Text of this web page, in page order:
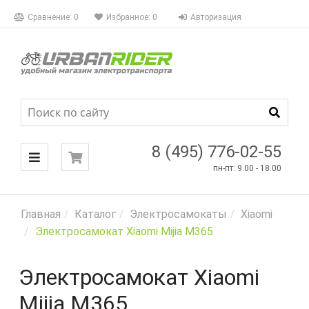
Сравнение: 0 Избранное: 0 Авторизация
8 (495) 776-02-55
пн-пт: 9.00 - 18.00
КАТАЛОГ
МЕНЮ
Главная Каталог Электросамокаты
Xiaomi
Электросамокат Xiaomi Mijia M365
Электросамокат Xiaomi
Mijia M365